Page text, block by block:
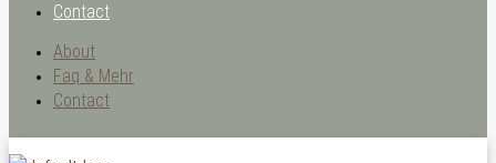
Contact
About
Faq & Mehr
Contact